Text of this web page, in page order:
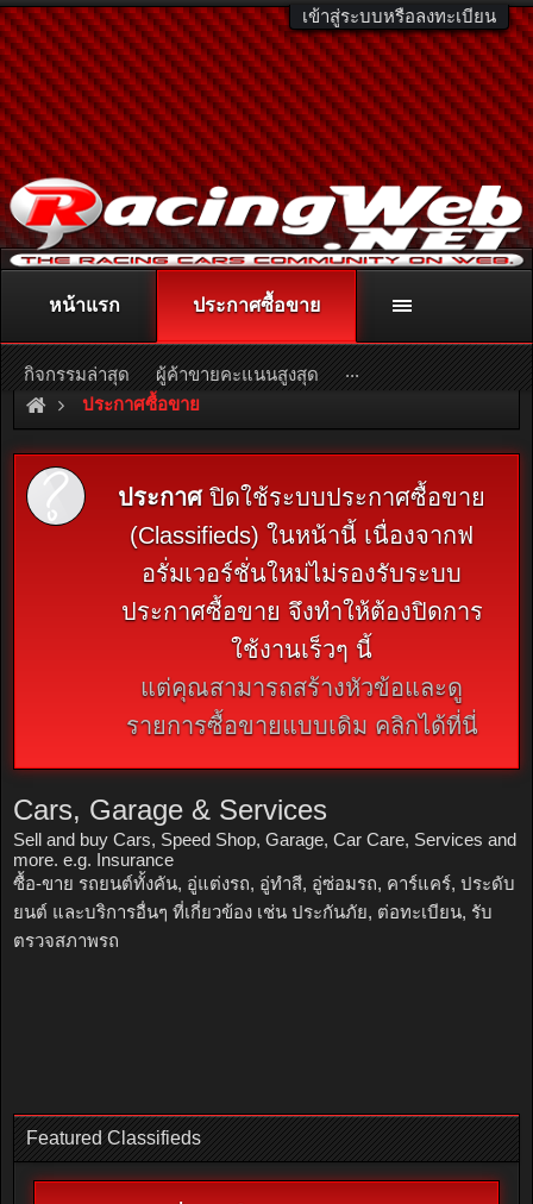
เข้าสู่ระบบหรือลงทะเบียน
ติดต่อลงโฆษณา racingweb@gmail.com
หรือโทร. 081-811-1138
หรืออ่านรายละเอียดเพิ่มเติม คลิกที่นี่
ประกาศซื้อขาย
ประกาศปิดใช้ระบบประกาศซื้อขาย
(Classifieds) ในหน้านี้ เนื่องจากฟ
อรั่มเวอร์ชั่นใหม่ไม่รองรับระบบ
ประกาศซื้อขาย จึงทำให้ต้องปิดการ
ใช้งานเร็วๆ นี้
แต่คุณสามารถสร้างหัวข้อและดู
รายการซื้อขายแบบเดิม คลิกได้ที่นี่
Cars, Garage & Services
Sell and buy Cars, Speed Shop, Garage, Car Care, Services and
more. e.g. Insurance
ซื้อ-ขาย รถยนต์ทั้งคัน, อู่แต่งรถ, อู่ทำสี, อู่ซ่อมรถ, คาร์แคร์, ประดับ
ยนต์ และบริการอื่นๆ ที่เกี่ยวข้อง เช่น ประกันภัย, ต่อทะเบียน, รับ
ตรวจสภาพรถ
Featured Classifieds
หน้าแรก ประกาศซื้อขาย
กิจกรรมล่าสุด ผู้ค้าขายคะแนนสูงสุด ...